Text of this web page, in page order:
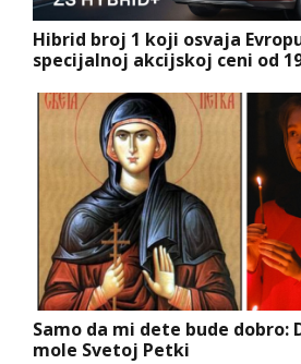
Hibrid broj 1 koji osvaja
specijalnoj akcijskoj ceni od
Samo da mi dete bude dobro:
mole Svetoj Petki